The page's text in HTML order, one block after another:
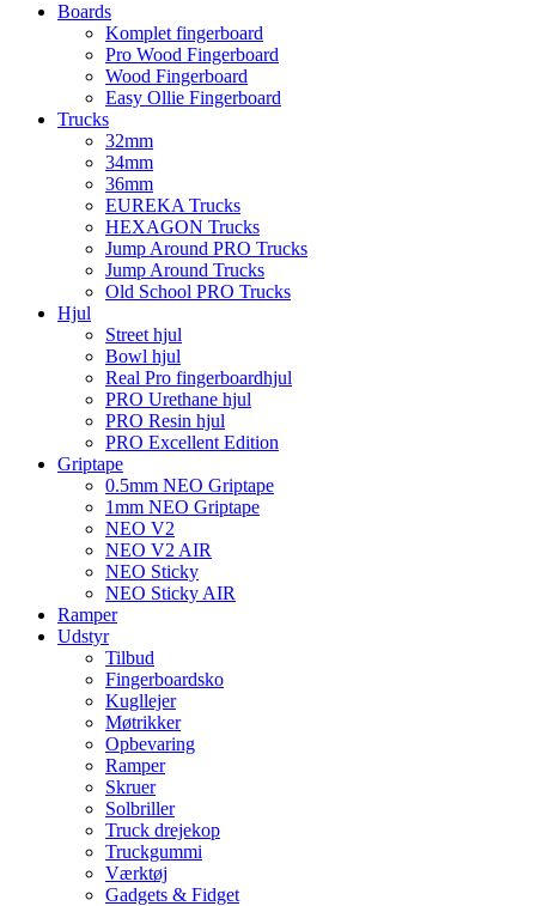
Boards
Komplet fingerboard
Pro Wood Fingerboard
Wood Fingerboard
Easy Ollie Fingerboard
Trucks
32mm
34mm
36mm
EUREKA Trucks
HEXAGON Trucks
Jump Around PRO Trucks
Jump Around Trucks
Old School PRO Trucks
Hjul
Street hjul
Bowl hjul
Real Pro fingerboardhjul
PRO Urethane hjul
PRO Resin hjul
PRO Excellent Edition
Griptape
0.5mm NEO Griptape
1mm NEO Griptape
NEO V2
NEO V2 AIR
NEO Sticky
NEO Sticky AIR
Ramper
Udstyr
Tilbud
Fingerboardsko
Kugllejer
Møtrikker
Opbevaring
Ramper
Skruer
Solbriller
Truck drejekop
Truckgummi
Værktøj
Gadgets & Fidget